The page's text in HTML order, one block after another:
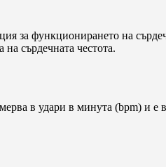
за функционирането на
сърдечната честота.
в удари в минута (bpm) и е